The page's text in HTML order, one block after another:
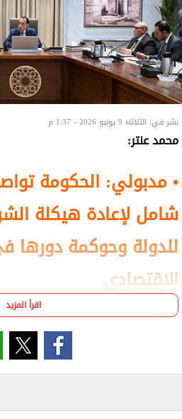
نشر في: الثلاثاء 9 يونيو 2026 - 1:37 م
محمد عنتر:
• مدبولي: الحكومة
شامل لإعادة هيكلة
للدولة وحوكمة دورها
الاقتصادي
عقد الدكتور مصطفى
اجتماعًا اليوم؛ لمتابعة
هيكلة وحوكمة الشركات
في إطار توجهات الدولة
اقرأ المزيد